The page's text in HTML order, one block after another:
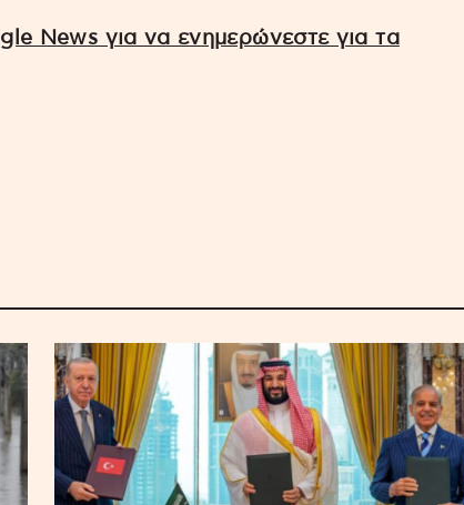
News για να ενημερώνεστε για τα